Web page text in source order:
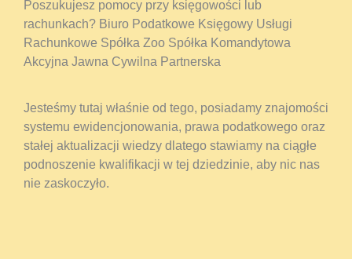
Poszukujesz pomocy przy księgowości lub
rachunkach? Biuro Podatkowe Księgowy Usługi
Rachunkowe Spółka Zoo Spółka Komandytowa
Akcyjna Jawna Cywilna Partnerska
Jesteśmy tutaj właśnie od tego, posiadamy znajomości
systemu ewidencjonowania, prawa podatkowego oraz
stałej aktualizacji wiedzy dlatego stawiamy na ciągłe
podnoszenie kwalifikacji w tej dziedzinie, aby nic nas
nie zaskoczyło.